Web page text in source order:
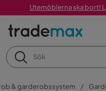
Utemöblerna ska bort!
& garderobssystem